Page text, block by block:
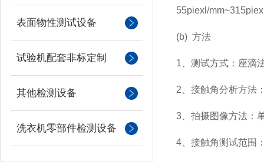
表面物性测试设备
试验机配套非标定制
其他检测设备
洗衣机零部件检测设备
55piexl/
(b) 方法
1 、测试方式：座滴
2 、接触角分析方法
3 、拍摄图像方法
4 、接触角测试范围